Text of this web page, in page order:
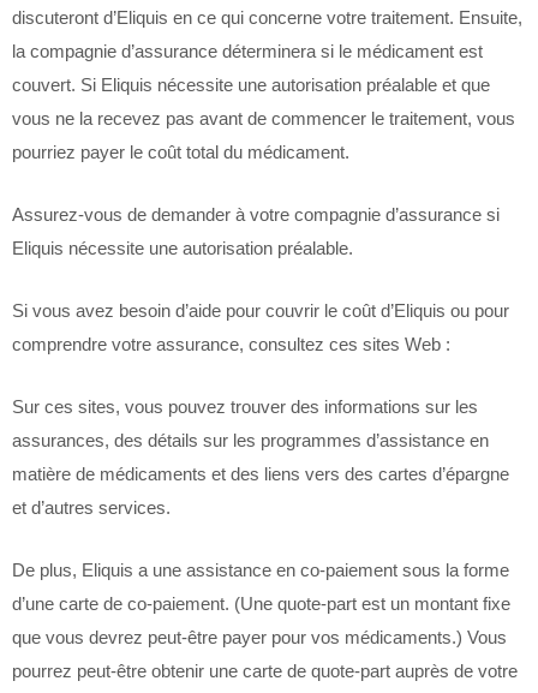
discuteront d’Eliquis en ce qui concerne votre traitement. Ensuite,
la compagnie d’assurance déterminera si le médicament est
couvert. Si Eliquis nécessite une autorisation préalable et que
vous ne la recevez pas avant de commencer le traitement, vous
pourriez payer le coût total du médicament.
Assurez-vous de demander à votre compagnie d’assurance si
Eliquis nécessite une autorisation préalable.
Si vous avez besoin d’aide pour couvrir le coût d’Eliquis ou pour
comprendre votre assurance, consultez ces sites Web :
Sur ces sites, vous pouvez trouver des informations sur les
assurances, des détails sur les programmes d’assistance en
matière de médicaments et des liens vers des cartes d’épargne
et d’autres services.
De plus, Eliquis a une assistance en co-paiement sous la forme
d’une carte de co-paiement. (Une quote-part est un montant fixe
que vous devrez peut-être payer pour vos médicaments.) Vous
pourrez peut-être obtenir une carte de quote-part auprès de votre